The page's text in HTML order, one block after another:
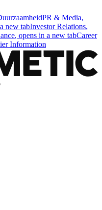
PR & Media,
new tabInvestor Relations,
, opens in a new tabCareer
Information